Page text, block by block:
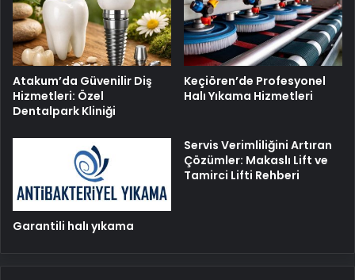
Atakum’da Güvenilir Diş
Hizmetleri: Özel
Dentalpark Kliniği
Keçiören’de Profesyonel
Halı Yıkama Hizmetleri
Garantili halı yıkama
Servis Verimliliğini Artıran
Çözümler: Makaslı Lift ve
Tamirci Lifti Rehberi